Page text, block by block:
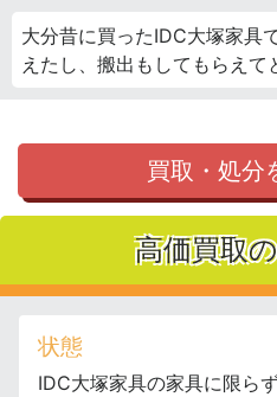
大分昔に買ったIDC大塚家具
えたし、搬出もしてもらえて
買取・処分
高価買取
状態
IDC大塚家具の家具に限ら